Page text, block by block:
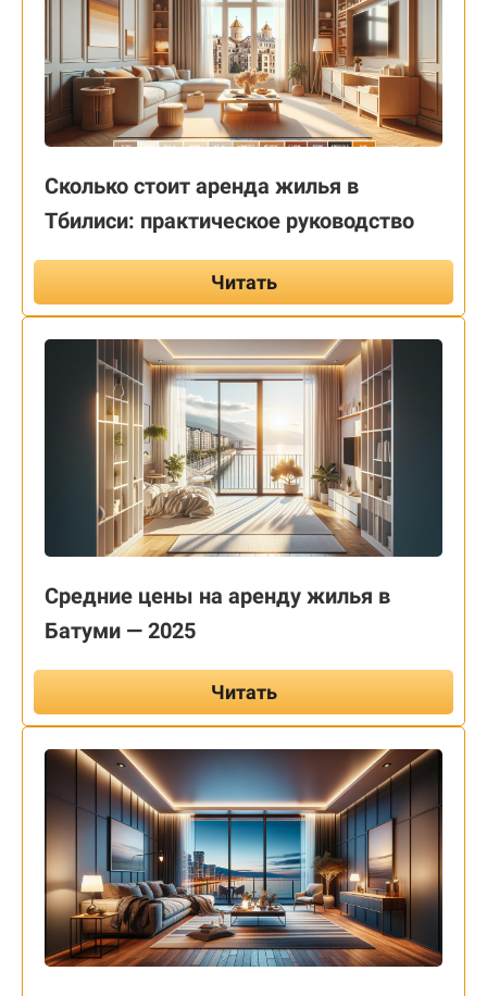
Сколько стоит аренда жилья в
Тбилиси: практическое руководство
Читать
Средние цены на аренду жилья в
Батуми — 2025
Читать